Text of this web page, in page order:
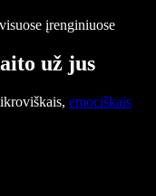
įrenginiuose
už jus
emociškais